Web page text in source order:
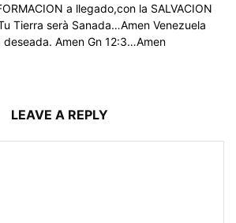
a llegado,con la SALVACION
Tierra serà Sanada…Amen Venezuela
deseada. Amen Gn 12:3…Amen
LEAVE A REPLY